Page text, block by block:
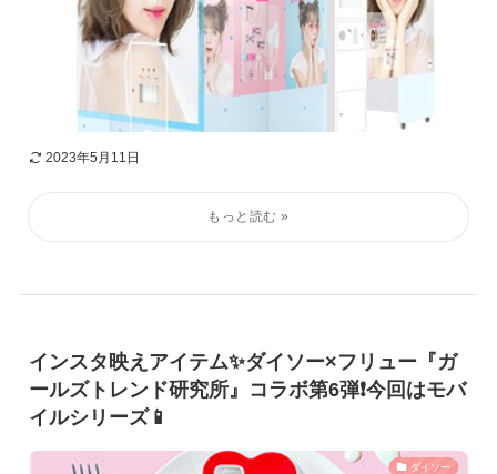
2023年5月11日
インスタ映えアイテム✨ダイソー×フリュー『ガ
ールズトレンド研究所』コラボ第6弾❗️今回はモバ
イルシリーズ📱
ダイソー